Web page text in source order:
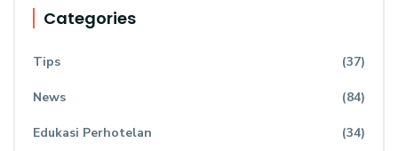
Categories
Tips (37)
News (84)
Edukasi Perhotelan (34)